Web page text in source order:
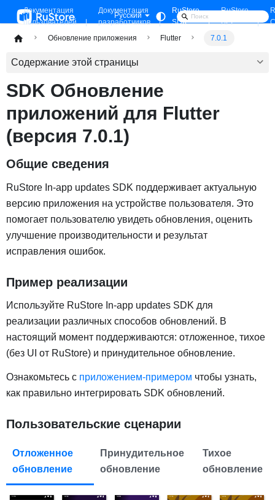
Документация
пользователей
Документация
разработчиков
RuStore
SDK
RuStore
API
Русский
Обновление приложения Flutter 7.0.1
Содержание этой страницы
SDK Обновление
приложений для Flutter
(версия 7.0.1)
Общие сведения
RuStore In-app updates SDK поддерживает актуальную
версию приложения на устройстве пользователя. Это
помогает пользователю увидеть обновления, оценить
улучшение производительности и результат
исправления ошибок.
Пример реализации
Используйте RuStore In-app updates SDK для
реализации различных способов обновлений. В
настоящий момент поддерживаются: отложенное, тихое
(без UI от RuStore) и принудительное обновление.
Ознакомьтесь с приложением-примером чтобы узнать,
как правильно интегрировать SDK обновлений.
Пользовательские сценарии
Отложенное
обновление
Принудительное
обновление
Тихое
обновление